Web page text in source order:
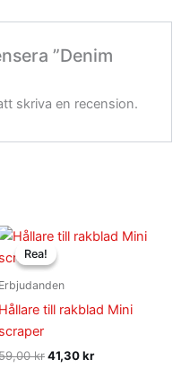
”Denim
skriva en recension.
Rea!
Rea!
Erbjudanden
Hållare till rakblad Mini
scraper
kr
Det
priset
59,00 kr.
41,30kr
Det